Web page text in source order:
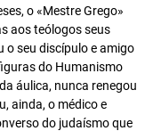
o «Mestre Grego»
aos teólogos seus
o seu discípulo e amigo
do Humanismo
áulica, nunca renegou
ainda, o médico e
do judaísmo que